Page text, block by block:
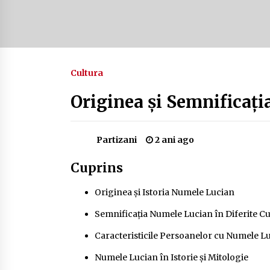
2 ani ago
Cum să alegi firul de pescuit perfect
pescari
2 ani ago
Cultura
Originea și
Partizani 2 ani ago
Cuprins
Originea și Istoria Numele Lucian
Semnificația Numele Lucian în Diferite
Caracteristicile Persoanelor cu Numele
Numele Lucian în Istorie și Mitologie